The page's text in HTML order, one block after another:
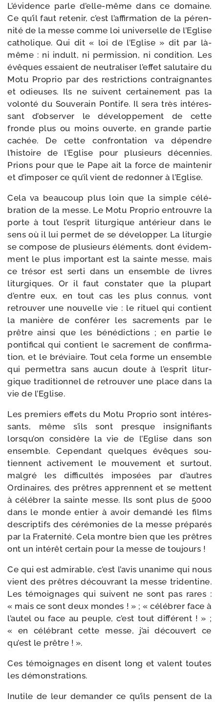
L’évidence parle d’elle-même dans ce domaine.
Ce qu’il faut rete­nir, c’est l’affirmation de la péren­
ni­té de la messe comme loi uni­ver­selle de l’Eglise
catho­lique. Qui dit « loi de l’Eglise » dit par là-​
même : ni indult, ni per­mis­sion, ni condi­tion. Les
évêques essaient de neu­tra­li­ser l’effet salu­taire du
Motu Proprio par des res­tric­tions contrai­gnantes
et odieuses. Ils ne suivent cer­tai­ne­ment pas la
volon­té du Souverain Pontife. Il sera très inté­res­
sant d’observer le déve­lop­pe­ment de cette
fronde plus ou moins ouverte, en grande par­tie
cachée. De cette confron­ta­tion va dépendre
l’histoire de l’Eglise pour plu­sieurs décen­nies.
Prions pour que le Pape ait la force de main­te­nir
et d’imposer ce qu’il vient de redon­ner à l’Eglise.
Cela va beau­coup plus loin que la simple célé­
bra­tion de la messe. Le Motu Proprio entrouvre la
porte à tout l’esprit litur­gique anté­rieur dans le
sens où il lui per­met de se déve­lop­per. La litur­gie
se com­pose de plu­sieurs élé­ments, dont évi­dem­
ment le plus impor­tant est la sainte messe, mais
ce tré­sor est ser­ti dans un ensemble de livres
litur­giques. Or il faut consta­ter que la plu­part
d’entre eux, en tout cas les plus connus, vont
retrou­ver une nou­velle vie : le rituel qui contient
la manière de confé­rer les sacre­ments par le
prêtre ain­si que les béné­dic­tions ; en par­tie le
pon­ti­fi­cal qui contient le sacre­ment de confir­ma­
tion, et le bré­viaire. Tout cela forme un ensemble
qui per­met­tra sans aucun doute à l’esprit litur­
gique tra­di­tion­nel de retrou­ver une place dans la
vie de l’Eglise.
Les pre­miers effets du Motu Proprio sont inté­res­
sants, même s’ils sont presque insi­gni­fiants
lorsqu’on consi­dère la vie de l’Eglise dans son
ensemble. Cependant quelques évêques sou­
tiennent acti­ve­ment le mou­ve­ment et sur­tout,
mal­gré les dif­fi­cul­tés impo­sées par d’autres
Ordinaires, des prêtres apprennent et se mettent
à célé­brer la sainte messe. Ils sont plus de 5000
dans le monde entier à avoir deman­dé les films
des­crip­tifs des céré­mo­nies de la messe pré­pa­rés
par la Fraternité. Cela montre bien que les prêtres
ont un inté­rêt cer­tain pour la messe de toujours !
Ce qui est admi­rable, c’est l’avis una­nime qui nous
vient des prêtres décou­vrant la messe tri­den­tine.
Les témoi­gnages qui suivent ne sont pas rares :
« mais ce sont deux mondes ! » ; « célé­brer face à
l’autel ou face au peuple, c’est tout dif­fé­rent ! » ;
« en célé­brant cette messe, j’ai décou­vert ce
qu’est le prêtre ! ».
Ces témoi­gnages en disent long et valent toutes
les démonstrations.
Inutile de leur deman­der ce qu’ils pensent de la